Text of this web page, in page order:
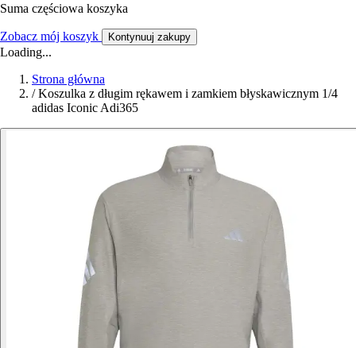
Suma częściowa koszyka
Zobacz mój koszyk Kontynuuj zakupy
Loading...
Strona główna
/ Koszulka z długim rękawem i zamkiem błyskawicznym 1/4
adidas Iconic Adi365